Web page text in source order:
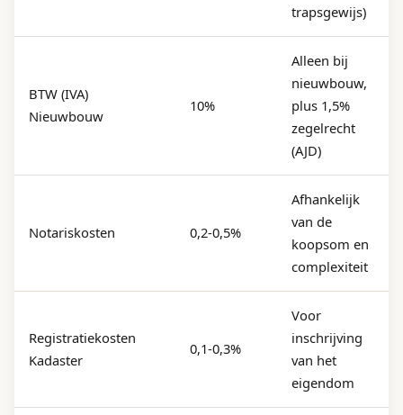
trapsgewijs)
BTW (IVA)
Nieuwbouw
10%
Alleen bij
nieuwbouw,
plus 1,5%
zegelrecht
(AJD)
Notariskosten 0,2-0,5%
Afhankelijk
van de
koopsom en
complexiteit
Registratiekosten
Kadaster
0,1-0,3%
Voor
inschrijving
van het
eigendom